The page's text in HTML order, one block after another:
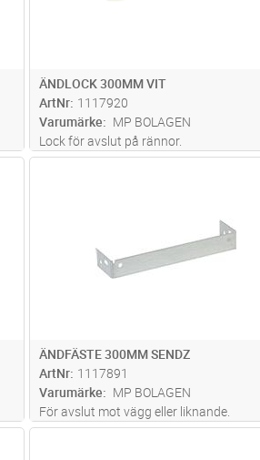
ÄNDLOCK 300MM VIT
ArtNr 1117920
Varumärke
MP BOLAGEN
Lock för avslut på rännor.
ÄNDFÄSTE 300MM SENDZ
ArtNr 1117891
Varumärke
MP BOLAGEN
För avslut mot vägg eller liknande.